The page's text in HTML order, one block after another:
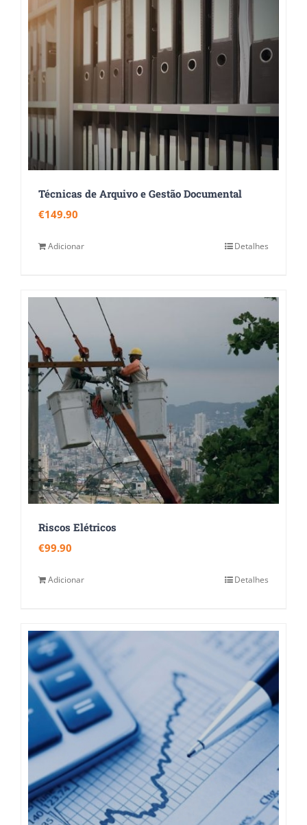
Técnicas de Arquivo e Gestão Documental
€149.90
Adicionar Detalhes
Riscos Elétricos
€99.90
Adicionar Detalhes